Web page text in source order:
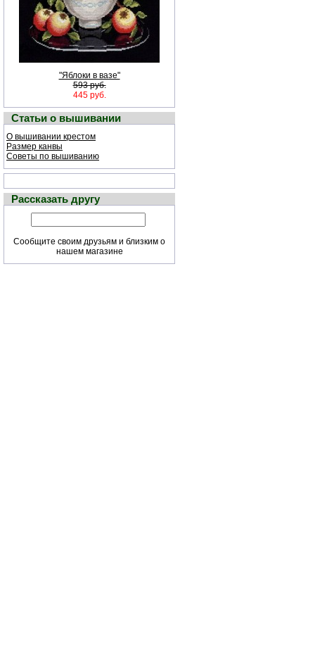
"Яблоки в вазе"
593 руб.
445 руб.
Статьи о вышивании
О вышивании крестом
Размер канвы
Советы по вышиванию
Рассказать другу
Сообщите своим друзьям и близким о
нашем магазине